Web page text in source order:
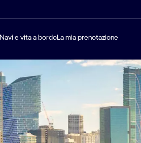
Navi e vita a bordoLa mia prenotazione